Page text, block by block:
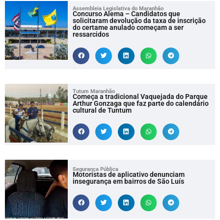
Assembleia Legislativa do Maranhão
Concurso Alema – Candidatos que
solicitaram devolução da taxa de inscrição
do certame anulado começam a ser
ressarcidos
Tutum Maranhão
Começa a tradicional Vaquejada do Parque
Arthur Gonzaga que faz parte do calendário
cultural de Tuntum
Segurança Pública
Motoristas de aplicativo denunciam
insegurança em bairros de São Luís